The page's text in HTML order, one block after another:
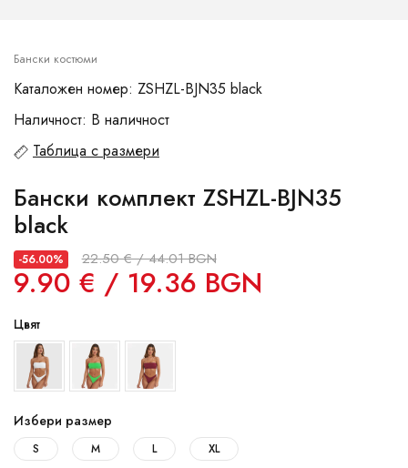
Бански костюми
Каталожен номер: ZSHZL-BJN35 black
Наличност: В наличност
Таблица с размери
Бански комплект ZSHZL-BJN35
black
-56.00% 22.50 € / 44.01 BGN
9.90 € / 19.36 BGN
Цвят
Избери размер
S M L XL